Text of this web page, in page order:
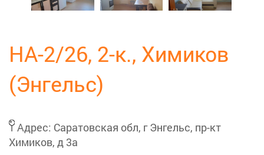
НА-2/26, 2-к., Химиков
(Энгельс)
Адрес: Саратовская обл, г Энгельс, пр-кт
Химиков, д 3а